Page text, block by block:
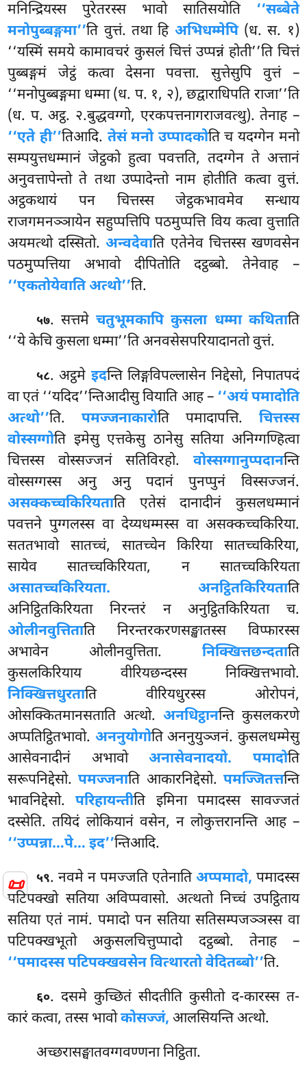
📜
मनिन्द्रियस्स पुरेतरस्स भावो सातिसयोति ‘‘सब्बेते
मनोपुब्बङ्गमा’’ति वुत्तं. तथा हि अभिधम्मेपि(ध. स. १)
‘‘यस्मिं समये कामावचरं कुसलं चित्तं उप्पन्नं होती’’ति चित्तं
पुब्बङ्गमं जेट्ठं कत्वा देसना पवत्ता. सुत्तेसुपि वुत्तं –
‘‘मनोपुब्बङ्गमा धम्मा (ध. प. १, २), छद्वाराधिपति राजा’’ति
(ध. प. अट्ठ. २.बुद्धवग्गो, एरकपत्तनागराजवत्थु). तेनाह –
‘‘एते ही’’तिआदि. तेसं मनो उप्पादकोति च यदग्गेन मनो
सम्पयुत्तधम्मानं जेट्ठको हुत्वा पवत्तति, तदग्गेन ते अत्तानं
अनुवत्तापेन्तो ते तथा उप्पादेन्तो नाम होतीति कत्वा वुत्तं.
अट्ठकथायं पन चित्तस्स जेट्ठकभावमेव सन्धाय
राजगमनञ्ञायेन सहुप्पत्तिपि पठमुप्पत्ति विय कत्वा वुत्ताति
अयमत्थो दस्सितो.अन्वदेवाति एतेनेव चित्तस्स खणवसेन
पठमुप्पत्तिया अभावो दीपितोति दट्ठब्बो. तेनेवाह –
‘‘एकतोयेवाति अत्थो’’ति.
५७. सत्तमेचतुभूमकापि कुसला धम्मा कथिताति
‘‘ये केचि कुसला धम्मा’’ति अनवसेसपरियादानतो वुत्तं.
५८. अट्ठमे इदन्ति लिङ्गविपल्लासेन निद्देसो, निपातपदं
वा एतं ‘‘यदिद’’न्तिआदीसु वियाति आह – ‘‘अयं पमादोति
अत्थो’’ति.पमज्जनाकारोति पमादापत्ति. चित्तस्स
वोस्सग्गोति इमेसु एत्तकेसु ठानेसु सतिया अनिग्गण्हित्वा
चित्तस्स वोस्सज्जनं सतिविरहो. वोस्सग्गानुप्पदानन्ति
वोस्सग्गस्स अनु अनु पदानं पुनप्पुनं विस्सज्जनं.
असक्कच्चकिरियताति एतेसं दानादीनं कुसलधम्मानं
पवत्तने पुग्गलस्स वा देय्यधम्मस्स वा असक्कच्चकिरिया.
सततभावो सातच्चं, सातच्चेन किरिया सातच्चकिरिया,
सायेव सातच्चकिरियता, न सातच्चकिरियता
असातच्चकिरियता. अनट्ठितकिरियताति
अनिट्ठितकिरियता निरन्तरं न अनुट्ठितकिरियता च.
ओलीनवुत्तिताति निरन्तरकरणसङ्खातस्स विप्फारस्स
अभावेन ओलीनवुत्तिता. निक्खित्तछन्दताति
कुसलकिरियाय वीरियछन्दस्स निक्खित्तभावो.
निक्खित्तधुरताति वीरियधुरस्स ओरोपनं,
ओसक्कितमानसताति अत्थो. अनधिट्ठानन्ति कुसलकरणे
अप्पतिट्ठितभावो. अननुयोगोति अननुयुञ्जनं. कुसलधम्मेसु
आसेवनादीनं अभावोअनासेवनादयो. पमादोति
सरूपनिद्देसो.पमज्जनाति आकारनिद्देसो. पमज्जितत्तन्ति
भावनिद्देसो.परिहायन्तीति इमिना पमादस्स सावज्जतं
दस्सेति. तयिदं लोकियानं वसेन, न लोकुत्तरानन्ति आह –
‘‘उप्पन्ना…पे… इद’’न्तिआदि.
५९. नवमे न पमज्जति एतेनातिअप्पमादो, पमादस्स
पटिपक्खो सतिया अविप्पवासो. अत्थतो निच्चं उपट्ठिताय
सतिया एतं नामं. पमादो पन सतिया सतिसम्पजञ्ञस्स वा
पटिपक्खभूतो अकुसलचित्तुप्पादो दट्ठब्बो. तेनाह –
‘‘पमादस्स पटिपक्खवसेन वित्थारतो वेदितब्बो’’ति.
६०. दसमे कुच्छितं सीदतीति कुसीतो द-कारस्स त-
कारं कत्वा, तस्स भावोकोसज्जं, आलसियन्ति अत्थो.
अच्छरासङ्घातवग्गवण्णना निट्ठिता.